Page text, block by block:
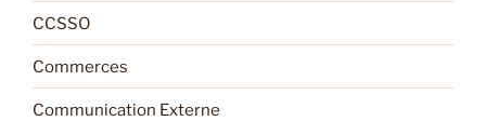
CCSSO
Commerces
Communication Externe